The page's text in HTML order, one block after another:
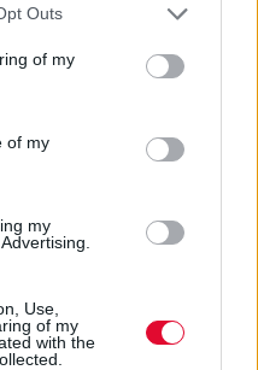
Outs
of my
of my
my
Use,
of my
with the